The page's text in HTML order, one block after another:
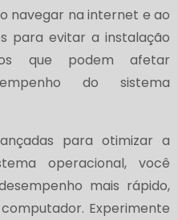
navegar na internet e ao
para evitar a instalação
que podem afetar
do sistema
para otimizar a
operacional, você
mais rápido,
Experimente